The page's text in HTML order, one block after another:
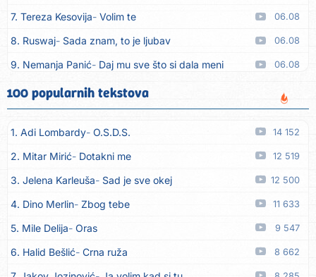
7. Tereza Kesovija Volim te 06.08
8. Ruswaj Sada znam, to je ljubav 06.08
9. Nemanja Panić Daj mu sve što si dala meni 06.08
10. Gustafi Imala je oči pospane
11. Marko Nedug Pjesma za tebe 06.08
12. Bruno Krajcar Pozitiva 06.08
13. Bruno Krajcar Za nas 06.08
14. Tereza Kesovija Da li ću moći 06.08
15. Lidija Bačić Neka se vino toči (Nazdravlje) 06.08
16. Karin Kuljanić Nisi zavridel 06.08
17. Tamara Brusić Nigdi ni lipo ko doma 06.08
100 popularnih tekstova
1. Adi Lombardy O.S.D.S. 14 152
2. Mitar Mirić Dotakni me 12 519
3. Jelena Karleuša Sad je sve okej 12 500
4. Dino Merlin Zbog tebe 11 633
5. Mile Delija Oras 9 547
6. Halid Bešlić Crna ruža 8 662